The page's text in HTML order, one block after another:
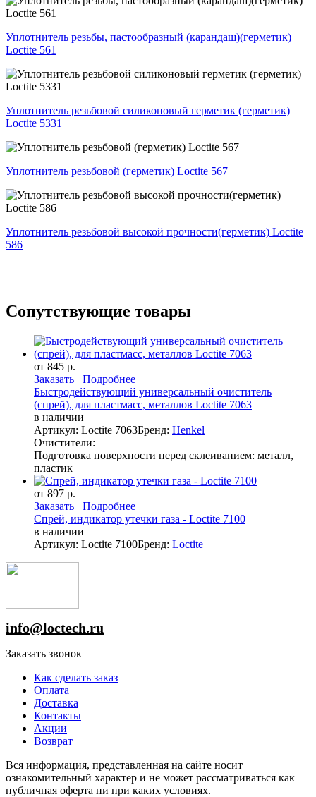
Уплотнитель резьбы, пастообразный (карандаш)(герметик)
Loctite 561
Уплотнитель резьбовой силиконовый герметик (герметик)
Loctite 5331
Уплотнитель резьбовой (герметик) Loctite 567
Уплотнитель резьбовой высокой прочности(герметик) Loctite
586
Сопутствующие товары
от 845 р.
Заказать
Подробнее
Быстродействующий универсальный очиститель
(спрей), для пластмасс, металлов Loctite 7063
в наличии
Артикул: Loctite 7063Бренд: Henkel
Очистители:
Подготовка поверхности перед склеиванием: металл,
пластик
от 897 р.
Заказать
Подробнее
Спрей, индикатор утечки газа - Loctite 7100
в наличии
Артикул: Loctite 7100Бренд: Loctite
info@loctech.ru
Заказать звонок
Как сделать заказ
Оплата
Доставка
Контакты
Акции
Возврат
Вся информация, представленная на сайте носит
ознакомительный характер и не может рассматриваться как
публичная оферта ни при каких условиях.